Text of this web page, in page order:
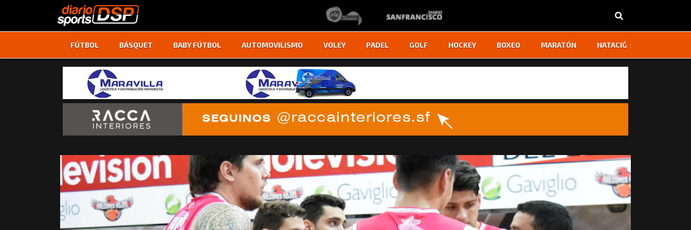
FÚTBOL BÁSQUET BABY FÚTBOL AUTOMOVILISMO VOLEY PADEL GOLF HOCKEY BOXEO MARATÓN NATACIÓN
‹ ›